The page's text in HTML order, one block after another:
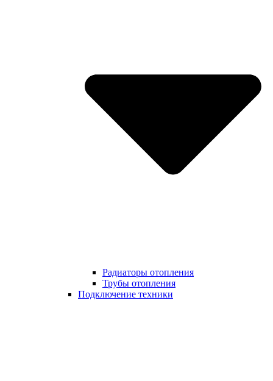
Радиаторы отопления
Трубы отопления
Подключение техники